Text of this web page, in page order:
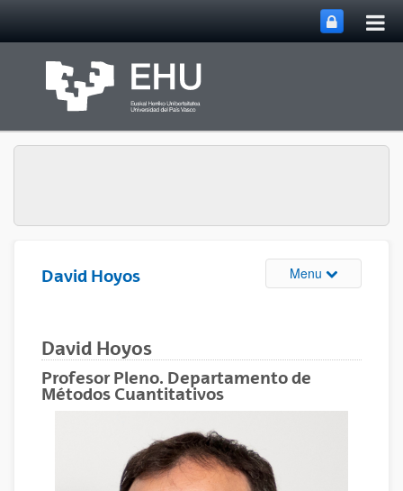
la
David Hoyos Menu Basculer la
David Hoyos
Profesor Pleno. Departamento de
Métodos Cuantitativos